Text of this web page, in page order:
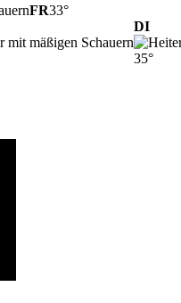
FR33°
DI
35°